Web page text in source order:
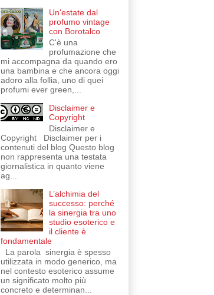
Un'estate dal
profumo vintage
con Borotalco
C'è una
profumazione che
mi accompagna da quando ero
una bambina e che ancora oggi
adoro alla follia, uno di quei
profumi ever green,...
Disclaimer e
Copyright
Disclaimer e
Copyright Disclaimer per i
contenuti del blog Questo blog
non rappresenta una testata
giornalistica in quanto viene
ag...
L’alchimia del
successo: perché
la sinergia tra uno
studio esoterico e
il cliente è
fondamentale
La parola sinergia è spesso
utilizzata in modo generico, ma
nel contesto esoterico assume
un significato molto più
concreto e determinan...